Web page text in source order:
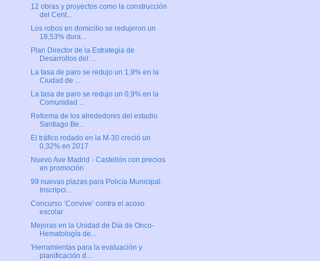
12 obras y proyectos como la construcción
del Cent...
Los robos en domicilio se redujeron un
18,53% dura...
Plan Director de la Estrategia de
Desarrollos del ...
La tasa de paro se redujo un 1,9% en la
Ciudad de ...
La tasa de paro se redujo un 0,9% en la
Comunidad ...
Reforma de los alrededores del estadio
Santiago Be...
El tráfico rodado en la M-30 creció un
0,32% en 2017
Nuevo Ave Madrid - Castellón con precios
en promoción
99 nuevas plazas para Policía Municipal.
Inscripci...
Concurso ‘Convive’ contra el acoso
escolar
Mejoras en la Unidad de Día de Onco-
Hematología de...
'Herramientas para la evaluación y
planificación d...